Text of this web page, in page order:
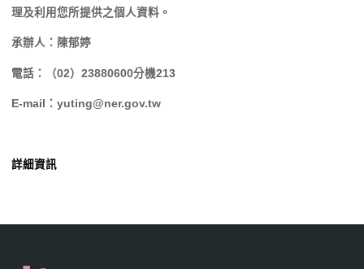
理及利用您所提供之個人資料。
承辦人：陳郁婷
電話：（02）23880600分機213
E-mail：yuting@ner.gov.tw
詳細資訊